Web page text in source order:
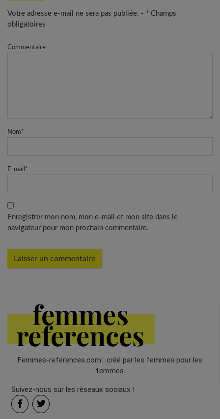
Votre adresse e-mail ne sera pas publiée. - * Champs
obligatoires
Commentaire
Nom*
E-mail *
Enregistrer mon nom, mon e-mail et mon site dans le
navigateur pour mon prochain commentaire.
Femmes-references.com : créé par les femmes pour les
femmes
Suivez-nous sur les réseaux sociaux !